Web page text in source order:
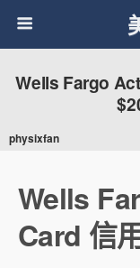
Wells Fargo
physixfan
Wells
Card 信